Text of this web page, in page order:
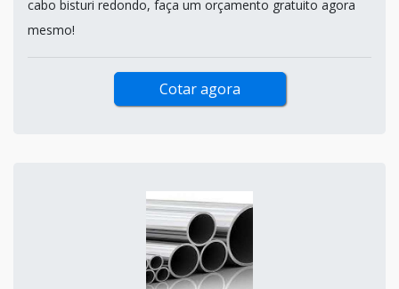
cabo bisturi redondo, faça um orçamento gratuito agora
mesmo!
Cotar agora